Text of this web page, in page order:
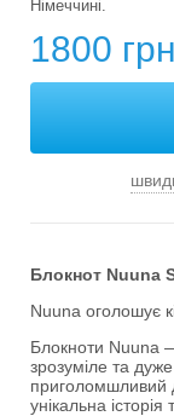
Німеччині.
1800
Блокнот Nuuna
Nuuna оголошує
Блокноти Nuuna
зрозуміле та
приголомшливий
унікальна історія